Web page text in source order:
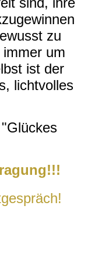
zu
um
ist der
lichtvolles